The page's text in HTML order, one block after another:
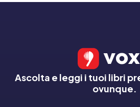
Ascolta e leggi i tuoi libri
ovunque.